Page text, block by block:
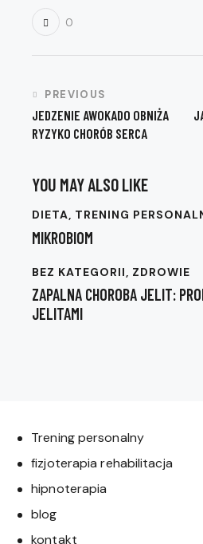
0
NAWIGACJA
WPISU
PREVIOUS
JEDZENIE AWOKADO OBNIŻA
RYZYKO CHORÓB SERCA
YOU MAY ALSO LIKE
DIETA, TRENING
MIKROBIOM
BEZ KATEGORII, ZDROWIE
ZAPALNA CHOROBA JELIT:
JELITAMI
Trening personalny
fizjoterapia rehabilitacja
hipnoterapia
blog
kontakt